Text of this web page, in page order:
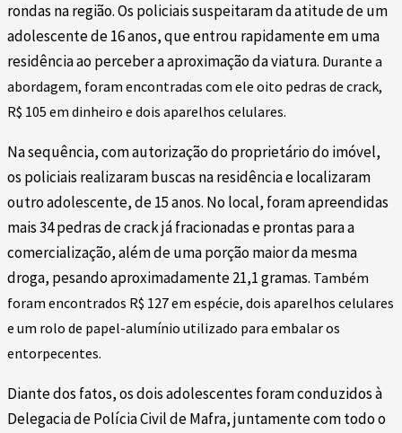
rondas na região. Os policiais suspeitaram da atitude de um
adolescente de 16 anos, que entrou rapidamente em uma
residência ao perceber a aproximação da viatura. Durante a
abordagem, foram encontradas com ele oito pedras de crack,
R$ 105 em dinheiro e dois aparelhos celulares.
Na sequência, com autorização do proprietário do imóvel,
os policiais realizaram buscas na residência e localizaram
outro adolescente, de 15 anos. No local, foram apreendidas
mais 34 pedras de crack já fracionadas e prontas para a
comercialização, além de uma porção maior da mesma
droga, pesando aproximadamente 21,1 gramas. Também
foram encontrados R$ 127 em espécie, dois aparelhos celulares
e um rolo de papel-alumínio utilizado para embalar os
entorpecentes.
Diante dos fatos, os dois adolescentes foram conduzidos à
Delegacia de Polícia Civil de Mafra, juntamente com todo o